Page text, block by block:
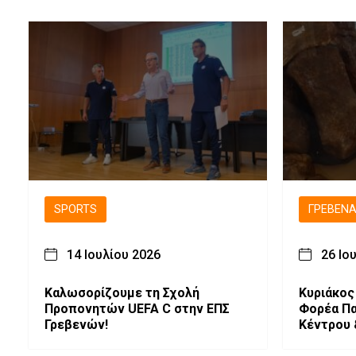
SPORTS
14 Ιουλίου 2026
Καλωσορίζουμε τη Σχολή
Προπονητών UEFA C στην ΕΠΣ
Γρεβενών!
26
Φορέα
Κέντρου